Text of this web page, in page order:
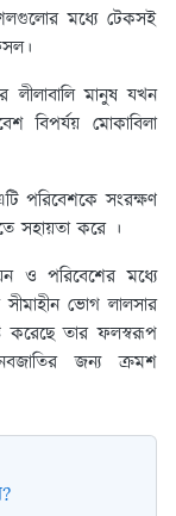
মধ্যে টেকসই
লীলাবালি মানুষ যখন
বিপর্যয় মোকাবিলা
পরিবেশকে সংরক্ষণ
সহায়তা করে ।
ও পরিবেশের মধ্যে
সীমাহীন ভোগ লালসার
করেছে তার ফলস্বরূপ
জন্য ক্রমশ